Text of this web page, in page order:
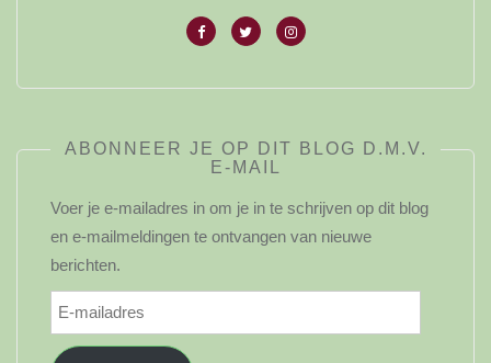
ABONNEER JE OP DIT BLOG D.M.V.
E-MAIL
Voer je e-mailadres in om je in te schrijven op dit blog
en e-mailmeldingen te ontvangen van nieuwe
berichten.
E-
mailadres